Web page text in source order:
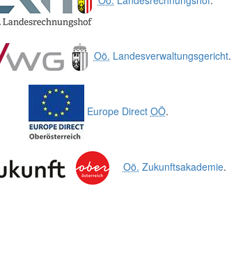
Oö. Landesverwaltungsgericht.
Europe Direct OÖ.
Oö. Zukunftsakademie.